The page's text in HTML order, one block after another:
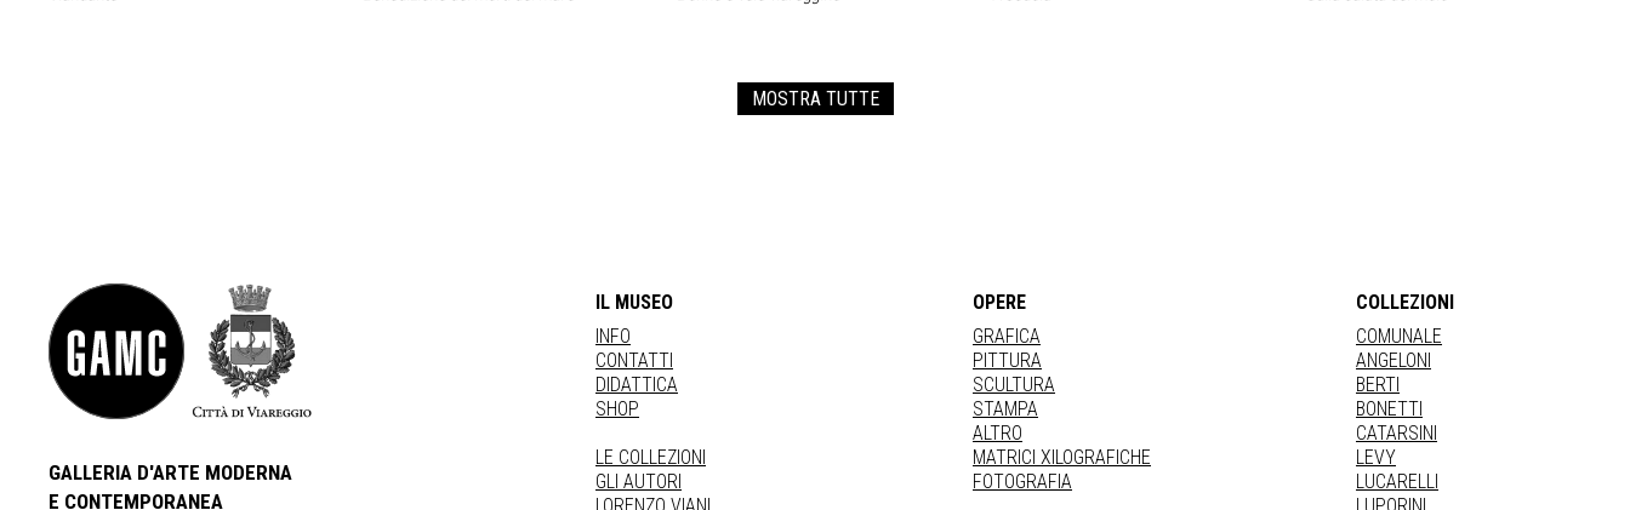
MOSTRA TUTTE
GALLERIA D'ARTE MODERNA
E CONTEMPORANEA
IL MUSEO
INFO
CONTATTI
DIDATTICA
SHOP
LE COLLEZIONI
GLI AUTORI
OPERE
GRAFICA
PITTURA
SCULTURA
STAMPA
ALTRO
MATRICI XILOGRAFICHE
FOTOGRAFIA
COLLEZIONI
COMUNALE
ANGELONI
BERTI
BONETTI
CATARSINI
LEVY
LUCARELLI